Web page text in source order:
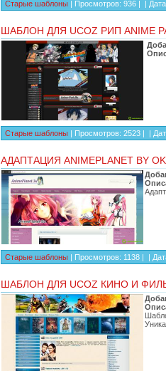
Старые шаблоны | Просмотров: 936 | |
ШАБЛОН ДЛЯ UCOZ РИП ANIME
Старые шаблоны | Просмотров: 2523 | |
АДАПТАЦИЯ ANIMEPLANET BY
Старые шаблоны | Просмотров: 1138 | |
ШАБЛОН ДЛЯ UCOZ КИНО И